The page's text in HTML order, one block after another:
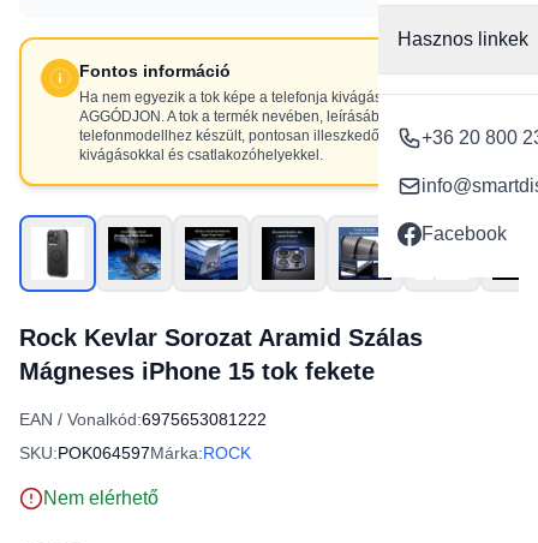
Hasznos linkek
+36 20 800
Facebook
Fontos információ
Ha nem egyezik a tok képe a telefonja kivágásaival, NE
AGGÓDJON. A tok a termék nevében, leírásában szereplő
telefonmodellhez készült, pontosan illeszkedő
kivágásokkal és csatlakozóhelyekkel.
Rock Kevlar Sorozat Aramid Szálas
Mágneses iPhone 15 tok fekete
EAN / Vonalkód:6975653081222
SKU:POK064597Márka:ROCK
Nem elérhető